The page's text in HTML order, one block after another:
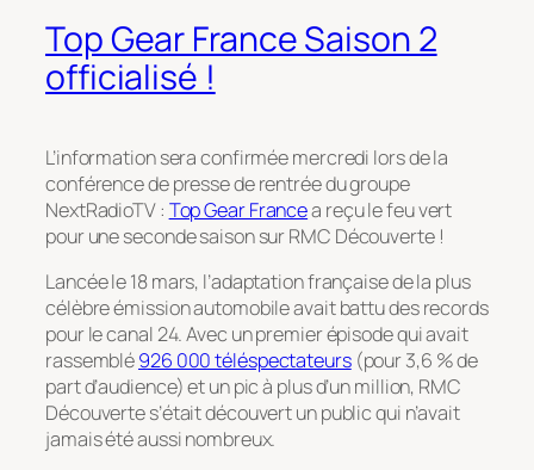
Top Gear France Saison 2
officialisé !
L’information sera confirmée mercredi lors de la
conférence de presse de rentrée du groupe
NextRadioTV : Top Gear Francea reçu le feu vert
pour une seconde saison sur RMC Découverte !
Lancée le 18 mars, l’adaptation française de la plus
célèbre émission automobile avait battu des records
pour le canal 24. Avec un premier épisode qui avait
rassemblé926 000 téléspectateurs(pour 3,6 % de
part d’audience) et un pic à plus d’un million, RMC
Découverte s’était découvert un public qui n’avait
jamais été aussi nombreux.